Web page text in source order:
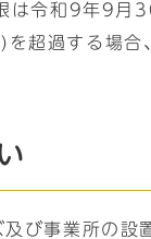
令和9年9月
超過する場合
び事業所の設